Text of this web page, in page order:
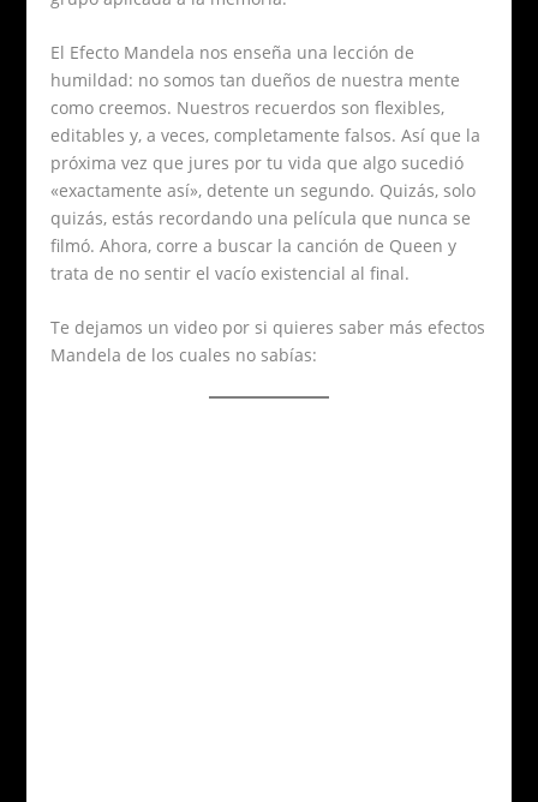
El Efecto Mandela nos enseña una lección de
humildad: no somos tan dueños de nuestra mente
como creemos. Nuestros recuerdos son flexibles,
editables y, a veces, completamente falsos. Así que la
próxima vez que jures por tu vida que algo sucedió
«exactamente así», detente un segundo. Quizás, solo
quizás, estás recordando una película que nunca se
filmó. Ahora, corre a buscar la canción de Queen y
trata de no sentir el vacío existencial al final.
Te dejamos un video por si quieres saber más efectos
Mandela de los cuales no sabías: